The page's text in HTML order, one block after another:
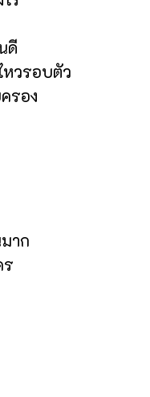
ดี
หวรอบตัว
รอง
าก
ร